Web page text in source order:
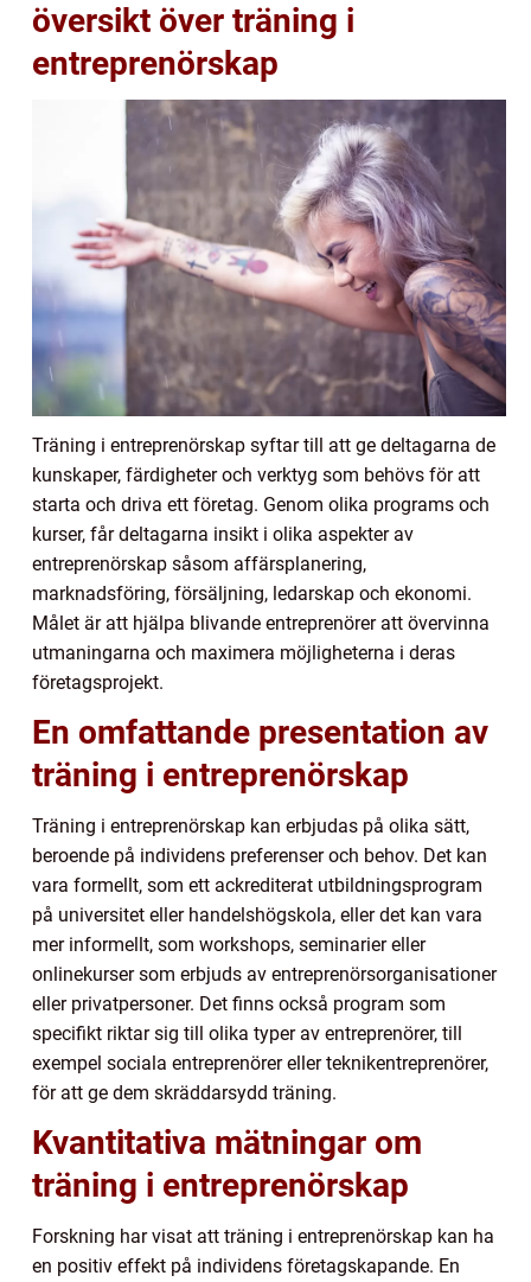
översikt över träning i
entreprenörskap
Träning i entreprenörskap syftar till att ge deltagarna de
kunskaper, färdigheter och verktyg som behövs för att
starta och driva ett företag. Genom olika programs och
kurser, får deltagarna insikt i olika aspekter av
entreprenörskap såsom affärsplanering,
marknadsföring, försäljning, ledarskap och ekonomi.
Målet är att hjälpa blivande entreprenörer att övervinna
utmaningarna och maximera möjligheterna i deras
företagsprojekt.
En omfattande presentation av
träning i entreprenörskap
Träning i entreprenörskap kan erbjudas på olika sätt,
beroende på individens preferenser och behov. Det kan
vara formellt, som ett ackrediterat utbildningsprogram
på universitet eller handelshögskola, eller det kan vara
mer informellt, som workshops, seminarier eller
onlinekurser som erbjuds av entreprenörsorganisationer
eller privatpersoner. Det finns också program som
specifikt riktar sig till olika typer av entreprenörer, till
exempel sociala entreprenörer eller teknikentreprenörer,
för att ge dem skräddarsydd träning.
Kvantitativa mätningar om
träning i entreprenörskap
Forskning har visat att träning i entreprenörskap kan ha
en positiv effekt på individens företagskapande. En